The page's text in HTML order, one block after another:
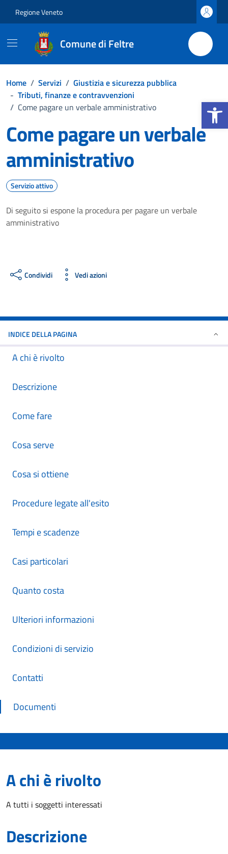
Apri la
Regione Veneto
Comune di Feltre
Home / Servizi / Giustizia e sicurezza pubblica
- Tributi, finanze e contravvenzioni
/ Come pagare un verbale amministrativo
Come pagare un verbale
amministrativo
Servizio attivo
Di seguito si espone la procedura per pagare un verbale
amministrativo
Condividi Vedi azioni
INDICE DELLA PAGINA
A chi è rivolto
Descrizione
Come fare
Cosa serve
Cosa si ottiene
Procedure legate all'esito
Tempi e scadenze
Casi particolari
Quanto costa
Ulteriori informazioni
Condizioni di servizio
Contatti
Documenti
A chi è rivolto
A tutti i soggetti interessati
Descrizione